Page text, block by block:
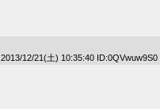
2013/12/21(土) 10:35:40 ID:0QVwuw9S0